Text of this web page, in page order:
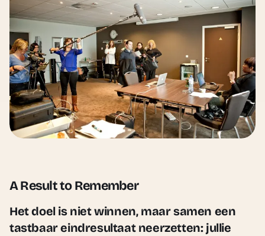
A Result to Remember
Het doel is niet winnen, maar samen een
tastbaar eindresultaat neerzetten: jullie